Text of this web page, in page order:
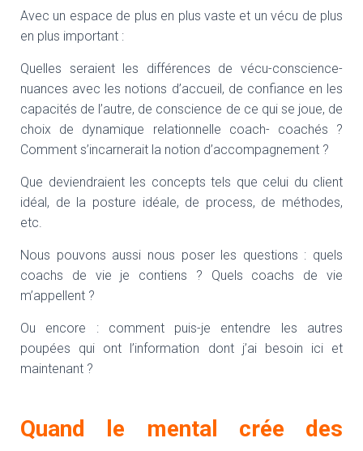
Avec un espace de plus en plus vaste et un vécu de plus
en plus important :
Quelles seraient les différences de vécu-conscience-
nuances avec les notions d’accueil, de confiance en les
capacités de l’autre, de conscience de ce qui se joue, de
choix de dynamique relationnelle coach- coachés ?
Comment s’incarnerait la notion d’accompagnement ?
Que deviendraient les concepts tels que celui du client
idéal, de la posture idéale, de process, de méthodes,
etc.
Nous pouvons aussi nous poser les questions : quels
coachs de vie je contiens ? Quels coachs de vie
m’appellent ?
Ou encore : comment puis-je entendre les autres
poupées qui ont l’information dont j’ai besoin ici et
maintenant ?
Quand le mental crée des